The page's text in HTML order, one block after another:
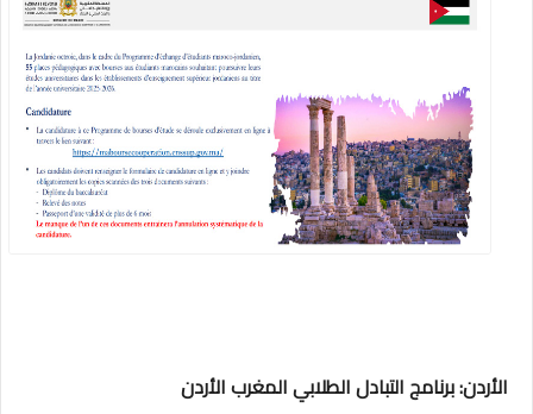
الأردن: برنامج التبادل الطلابي المغرب الأردن